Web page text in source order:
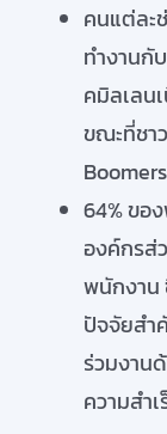
คนแต่ละ
ทำงานกั
คมิลเลน
ขณะที่ชา
64% ขอ
องค์กรส่
พนักงาน
ปัจจัยสำ
ร่วมงาน
ความสำ